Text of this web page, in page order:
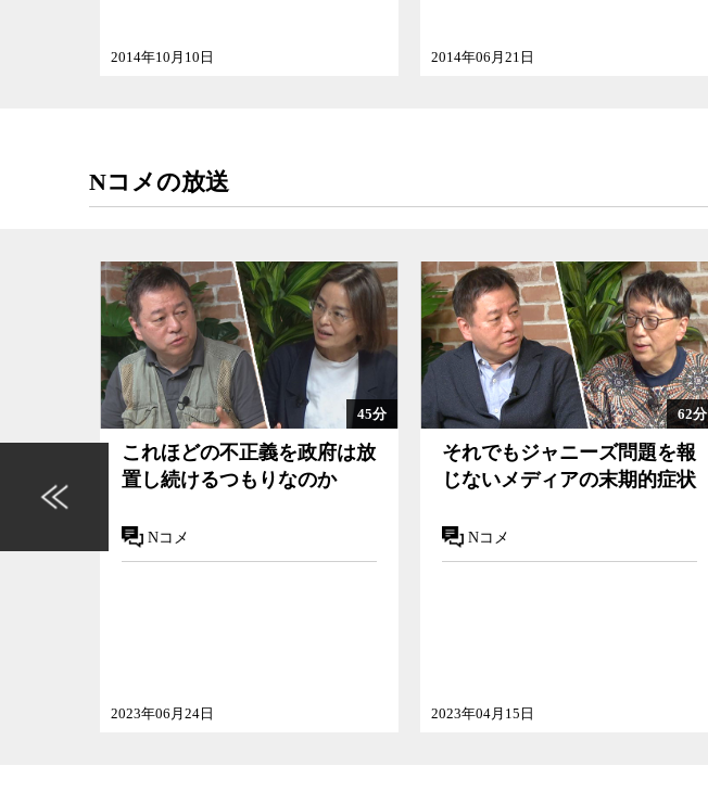
2014年10月10日 2014年06月21日
Nコメの放送
45分
これほどの不正義を政府は放
置し続けるつもりなのか
Nコメ
2023年06月24日
62分
それでもジャニーズ問題を報
じないメディアの末期的症状
Nコメ
2023年04月15日